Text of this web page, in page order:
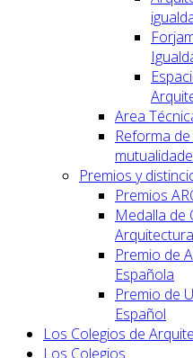
Area
Reforma de
Premios y
Premios
Medalla de
Arquitectura
Premio de
Española
Premio de
Español
Los Colegios de
Los Colegios